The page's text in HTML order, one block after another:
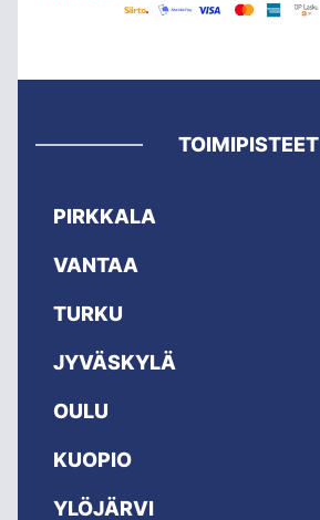
TOIMIPISTEET
PIRKKALA
VANTAA
TURKU
JYVÄSKYLÄ
OULU
KUOPIO
YLÖJÄRVI